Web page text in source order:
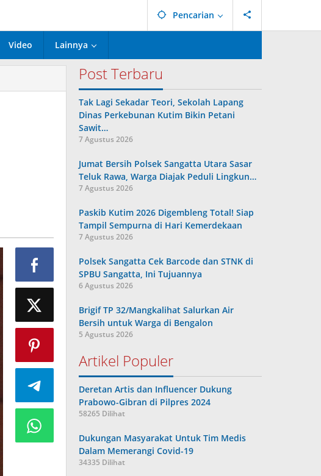
Pencarian
Video Lainnya
Post Terbaru
Tak Lagi Sekadar Teori, Sekolah Lapang
Dinas Perkebunan Kutim Bikin Petani
Sawit…
7 Agustus 2026
Jumat Bersih Polsek Sangatta Utara Sasar
Teluk Rawa, Warga Diajak Peduli Lingkun…
7 Agustus 2026
Paskib Kutim 2026 Digembleng Total! Siap
Tampil Sempurna di Hari Kemerdekaan
7 Agustus 2026
Polsek Sangatta Cek Barcode dan STNK di
SPBU Sangatta, Ini Tujuannya
6 Agustus 2026
Brigif TP 32/Mangkalihat Salurkan Air
Bersih untuk Warga di Bengalon
5 Agustus 2026
Artikel Populer
Deretan Artis dan Influencer Dukung
Prabowo-Gibran di Pilpres 2024
58265 Dilihat
Dukungan Masyarakat Untuk Tim Medis
Dalam Memerangi Covid-19
34335 Dilihat